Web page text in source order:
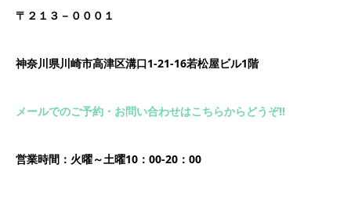
〒２１３－０００１
神奈川県川崎市高津区溝口1-21-16若松屋ビル1階
メールでのご予約・お問い合わせはこちらからどうぞ!!
営業時間：火曜～土曜10：00-20：00